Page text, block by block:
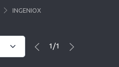
INGENIOX
1/1